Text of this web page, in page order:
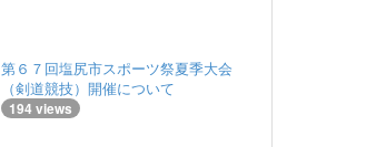
第６７回塩尻市スポーツ祭夏季大会
（剣道競技）開催について
194 views